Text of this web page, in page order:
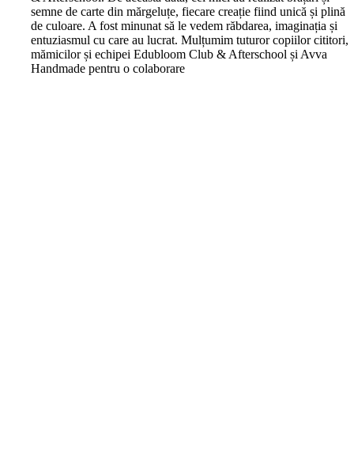
semne de carte din mărgeluțe, fiecare creație fiind unică și plină
de culoare. A fost minunat să le vedem răbdarea, imaginația și
entuziasmul cu care au lucrat. Mulțumim tuturor copiilor cititori,
mămicilor și echipei Edubloom Club & Afterschool și Avva
Handmade pentru o colaborare